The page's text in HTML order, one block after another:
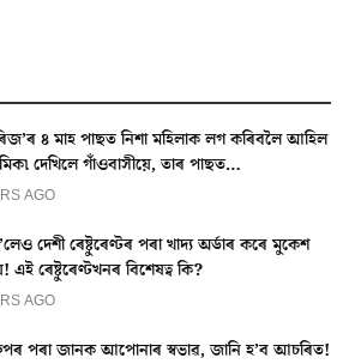
৪ মাহ পাছত নিশা মহিলাক লগ কৰিবলৈ আহিল
দেখিলে গাঁওবাসীয়ে, তাৰ পাছত…
AGO
দেশী ৰেষ্টুৰেণ্টৰ পৰা খাদ্য অৰ্ডাৰ কৰে মুকেশ
এই ৰেষ্টুৰেণ্টখনৰ বিশেষত্ব কি?
AGO
পৰা জানক আপোনাৰ স্বভাৱ, জানি হ’ব আচৰিত!